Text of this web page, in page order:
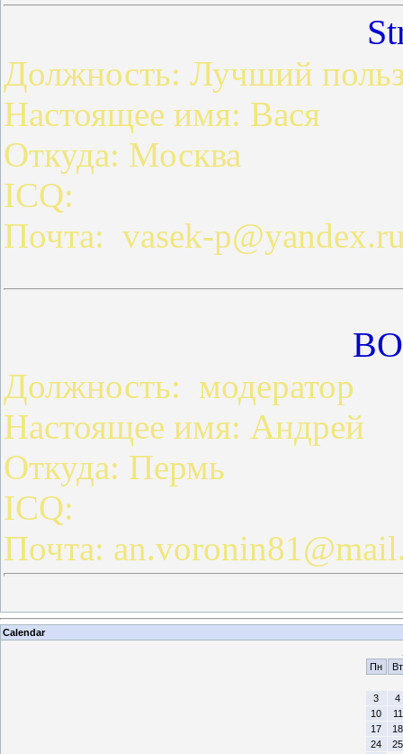
Должность: Лучший
Настоящее имя: Вася
Откуда: Москва
ICQ:
Почта: vasek-
Должность: модератор
Настоящее имя: Андрей
Откуда: Пермь
ICQ:
Почта:
Calendar
Пн
Вт
3
4
10
11
17
18
24
25